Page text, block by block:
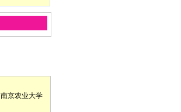
南京农业大学